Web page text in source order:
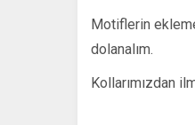
Motiflerin
dolanalım.
Kollarımızdan